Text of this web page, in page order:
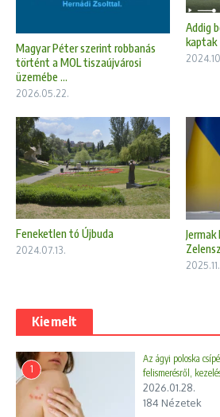
Magyar Péter szerint robbanás
történt a MOL tiszaújvárosi
üzemébe ...
2026.05.22.
Addig
kaptak
Feneketlen tó Újbuda
2024.07.13.
Kiemelt
1
Az ágyi poloska
felismerésről,
2026.01.28.
184 Nézetek